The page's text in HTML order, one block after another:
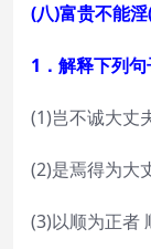
(八)富贵不能
1．解释下列句
(1)岂不诚大丈
(2)是焉得为大
(3)以顺为正者